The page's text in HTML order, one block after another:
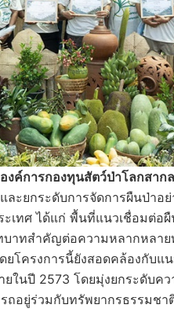
ค์การกองทุนสัตว์ป่าโลกสาก
ละยกระดับการจัดการผืนป่าอ
เทศ ได้แก่ พื้นที่แนวเชื่อมต่อ
าทสำคัญต่อความหลากหลา
โครงการนี้ยังสอดคล้องกับแ
ในปี 2573 โดยมุ่งยกระดับค
อยู่ร่วมกับทรัพยากรธรรมชา